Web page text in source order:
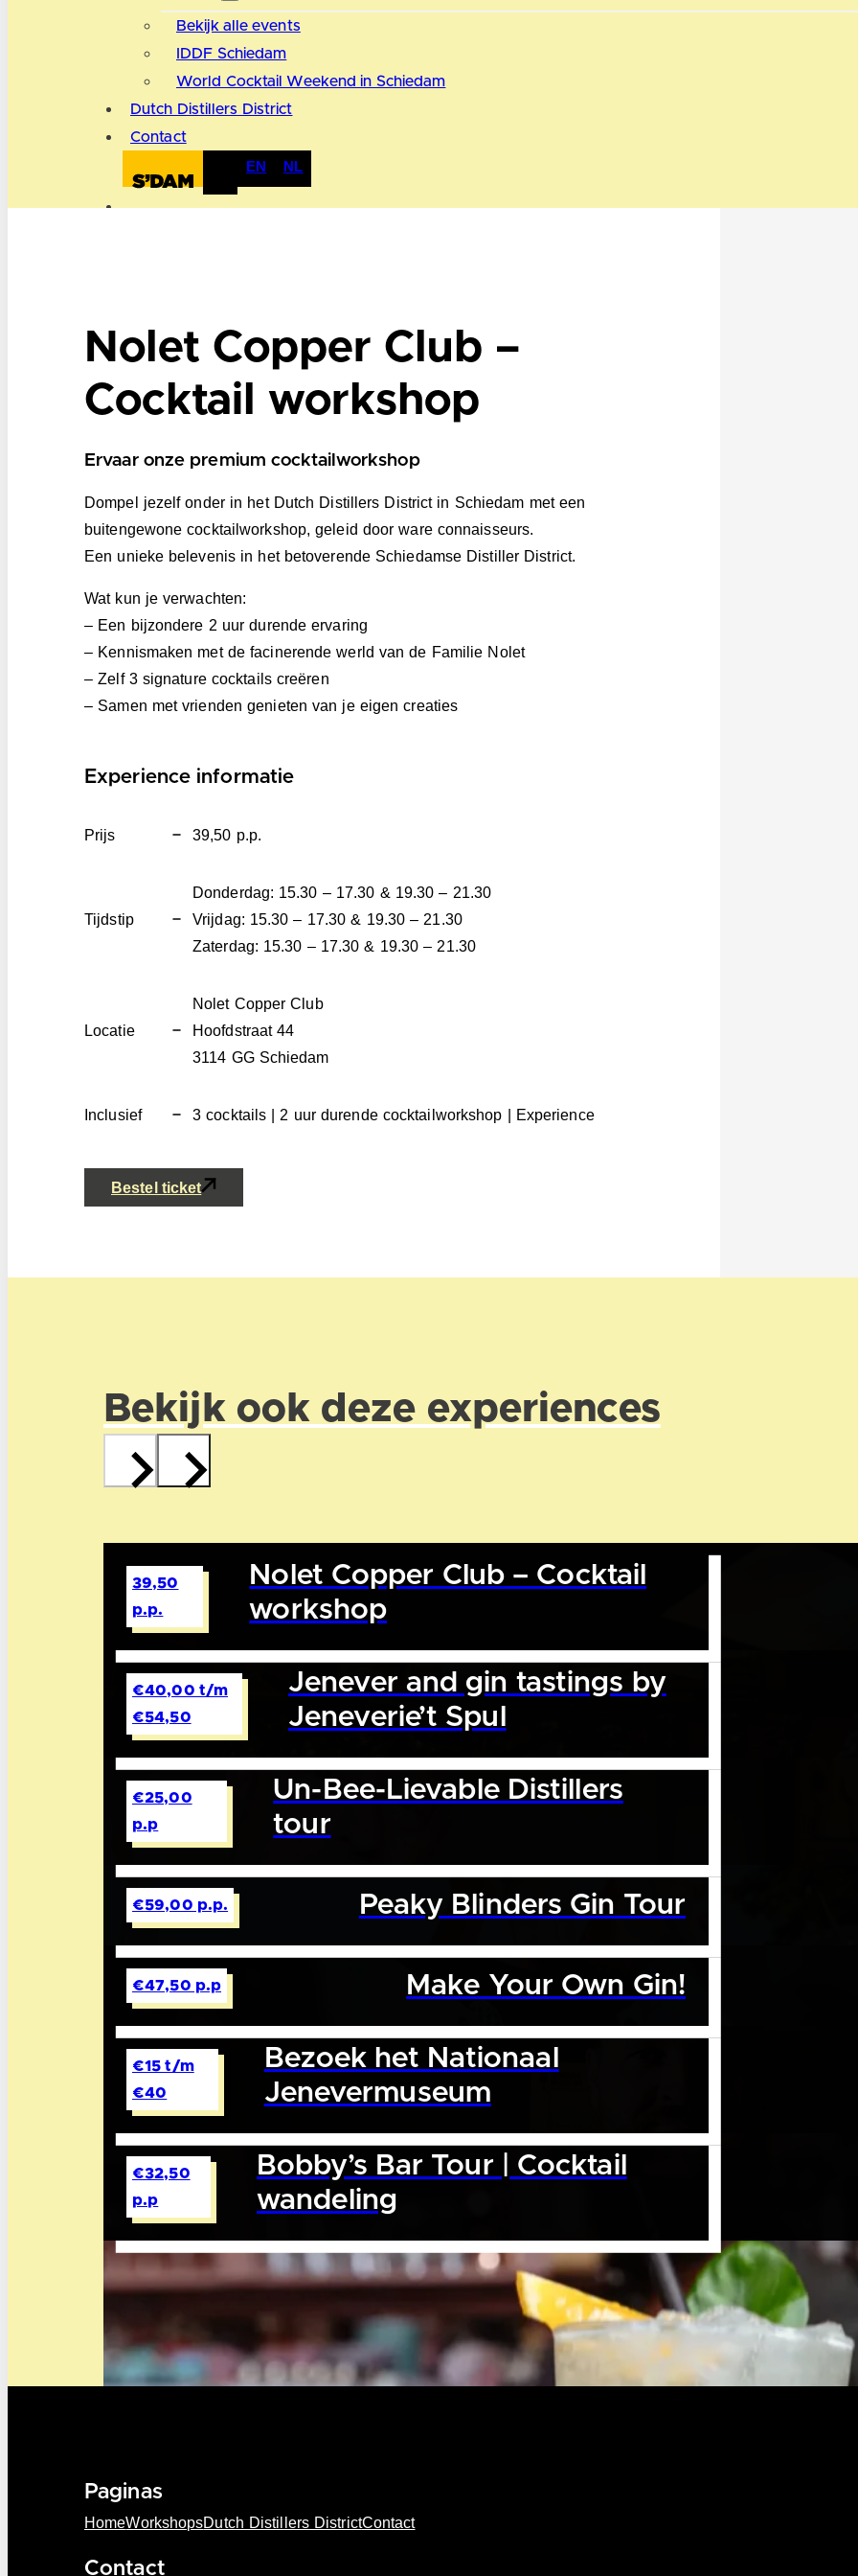
Bekijk alle events
IDDF Schiedam
World Cocktail Weekend in Schiedam
Dutch Distillers District
Contact
EN NL
Nolet Copper Club –
Cocktail workshop
Ervaar onze premium cocktailworkshop
Dompel jezelf onder in het Dutch Distillers District in Schiedam met een
buitengewone cocktailworkshop, geleid door ware connaisseurs.
Een unieke belevenis in het betoverende Schiedamse Distiller District.
Wat kun je verwachten:
– Een bijzondere 2 uur durende ervaring
– Kennismaken met de facinerende werld van de Familie Nolet
– Zelf 3 signature cocktails creëren
– Samen met vrienden genieten van je eigen creaties
Experience informatie
Prijs 39,50 p.p.
Tijdstip
Donderdag: 15.30 – 17.30 & 19.30 – 21.30
Vrijdag: 15.30 – 17.30 & 19.30 – 21.30
Zaterdag: 15.30 – 17.30 & 19.30 – 21.30
Locatie
Nolet Copper Club
Hoofdstraat 44
3114 GG Schiedam
Inclusief 3 cocktails | 2 uur durende cocktailworkshop | Experience
Bestel ticket
Bekijk ook deze experiences
39,50
p.p.
Nolet Copper Club – Cocktail
workshop
€40,00 t/m
€54,50
Jenever and gin tastings by
Jeneverie’t Spul
€25,00
p.p
Un-Bee-Lievable Distillers
tour
€59,00 p.p. Peaky Blinders Gin Tour
€47,50 p.p Make Your Own Gin!
€15 t/m
€40
Bezoek het Nationaal
Jenevermuseum
€32,50
p.p
Bobby’s Bar Tour | Cocktail
wandeling
Paginas
HomeWorkshopsDutch Distillers DistrictContact
Contact